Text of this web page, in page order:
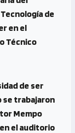
de
en el
Técnico
de ser
se trabajaron
Mempo
el auditorio